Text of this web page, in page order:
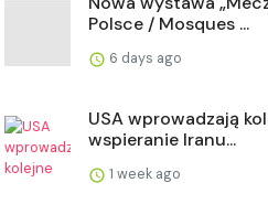
Polsce / Mosques ...
6 days ago
USA wprowadzają
wspieranie Iranu...
1 week ago